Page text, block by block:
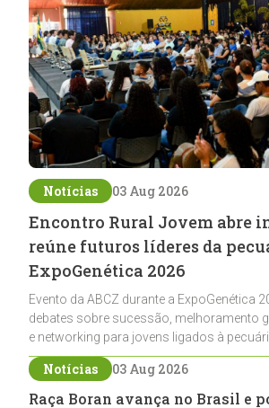
Notícias 03 Aug 2026
Encontro Rural Jovem abre
reúne futuros líderes da
ExpoGenética 2026
Evento da ABCZ durante a ExpoGenética
debates sobre sucessão, melhoramento
e networking para jovens ligados à
Notícias 03 Aug 2026
Raça Boran avança no Brasil e